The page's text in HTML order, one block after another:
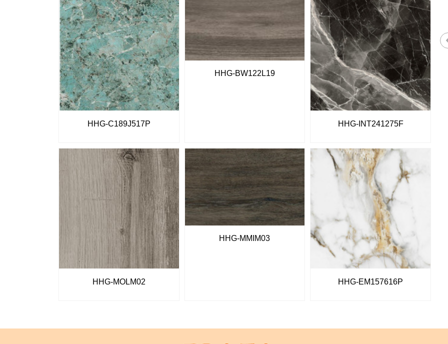
HHG-C189J517P
HHG-BW122L19
HHG-INT241275F
HHG-MOLM02
HHG-MMIM03
HHG-EM157616P
Gạch ốp lát giá rẻ tại Quảng
Nhà phân phối gạch ngói, sơn
tại Quảng Ngãi